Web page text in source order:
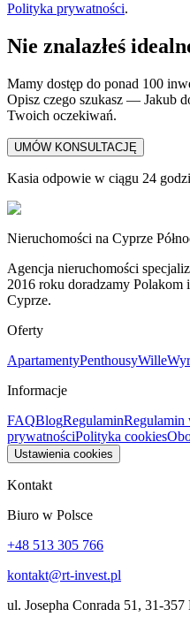
Polityka prywatności.
Nie znalazłeś
Mamy dostęp do ponad 100
Opisz czego szukasz — Jakub
Twoich oczekiwań.
UMÓW KONSULTACJĘ
Kasia odpowie w ciągu 24
Nieruchomości na Cyprze
Agencja nieruchomości
2016 roku doradzamy Polakom
Cyprze.
Oferty
ApartamentyPenthousyWille
Informacje
FAQBlogRegulaminRegulamin
prywatnościPolityka cookies
Ustawienia cookies
Kontakt
Biuro w Polsce
+48 513 305 766
kontakt@rt-invest.pl
ul. Josepha Conrada 51, 31-